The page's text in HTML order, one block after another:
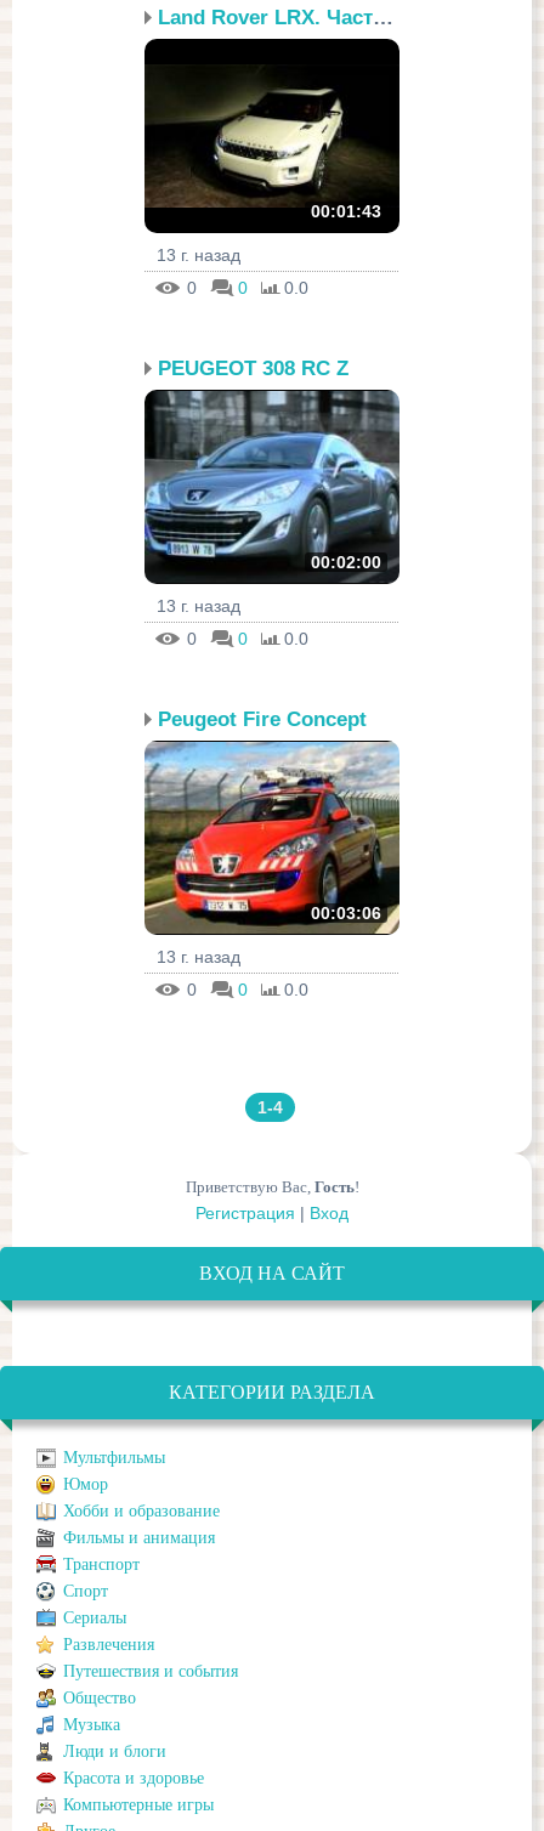
Land Rover LRX. Часть 1
00:01:43
13 г. назад
0
0 0.0
PEUGEOT 308 RC Z
00:02:00
13 г. назад
0
0 0.0
Peugeot Fire Concept
00:03:06
13 г. назад
0
0 0.0
1-4
Приветствую Вас, Гость!
Регистрация | Вход
ВХОД НА САЙТ
КАТЕГОРИИ РАЗДЕЛА
Мультфильмы
Юмор
Хобби и образование
Фильмы и анимация
Транспорт
Спорт
Сериалы
Развлечения
Путешествия и события
Общество
Музыка
Люди и блоги
Красота и здоровье
Компьютерные игры